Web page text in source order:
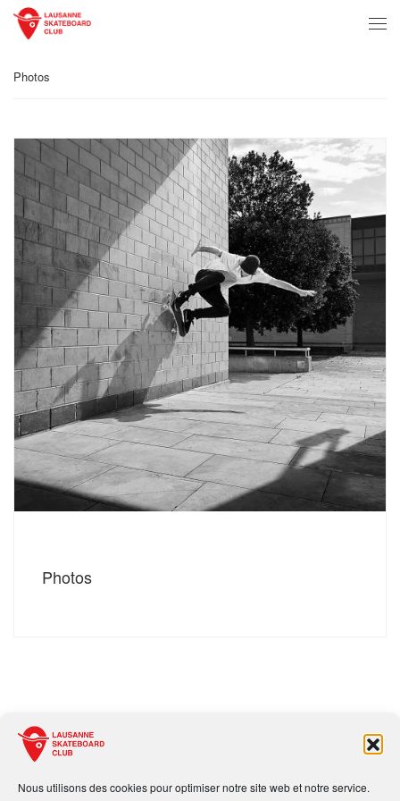
Nous utilisons des cookies pour optimiser notre site web et notre service.
Passer au contenu
Photos
Photos
Politique de confidentialité